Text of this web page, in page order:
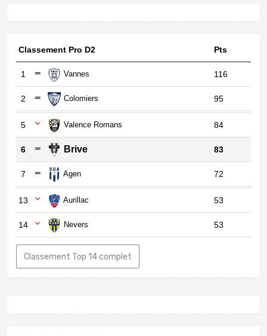
Classement Pro D2 Pts
1 Vannes 116
2 Colomiers 95
5 Valence Romans 84
6 Brive 83
7 Agen 72
13 Aurillac 53
14 Nevers 53
Classement Top 14 complet